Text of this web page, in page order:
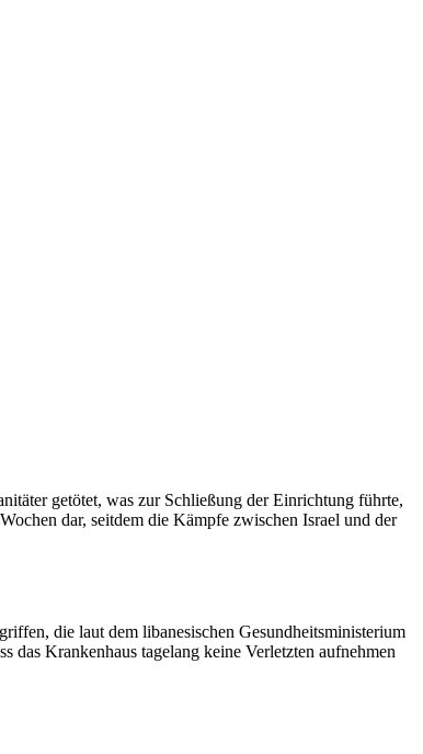
getötet, was zur Schließung der Einrichtung führte,
dar, seitdem die Kämpfe zwischen Israel und der
die laut dem libanesischen Gesundheitsministerium
das Krankenhaus tagelang keine Verletzten aufnehmen